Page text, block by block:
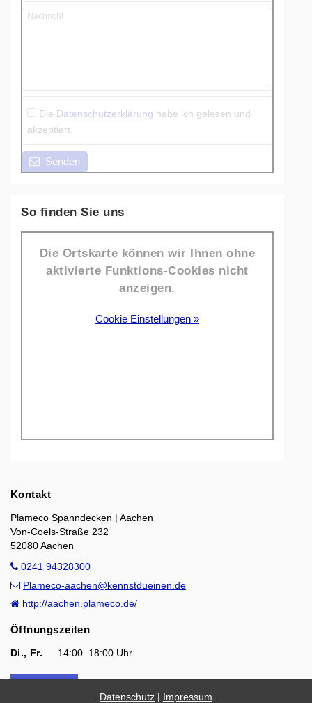
Nachricht
Die Datenschutzerklärung habe ich gelesen und
akzeptiert.
Senden
So finden Sie uns
Die Ortskarte können wir Ihnen ohne
aktivierte Funktions-Cookies nicht
anzeigen.
Cookie Einstellungen »
Kontakt
Plameco Spanndecken | Aachen
Von-Coels-Straße 232
52080 Aachen
0241 94328300
Plameco-aachen@kennstdueinen.de
http://aachen.plameco.de/
Öffnungszeiten
Di., Fr. 14:00–18:00 Uhr
Datenschutz Impressum